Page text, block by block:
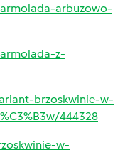
arbuzowo-
z-
brzoskwinie-w-
444328
w-